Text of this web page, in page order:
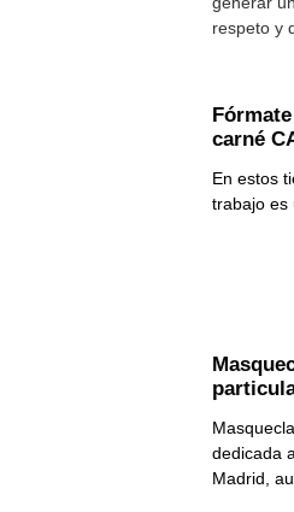
respeto y
carné
En estos
trabajo es
dedicada
Madrid,